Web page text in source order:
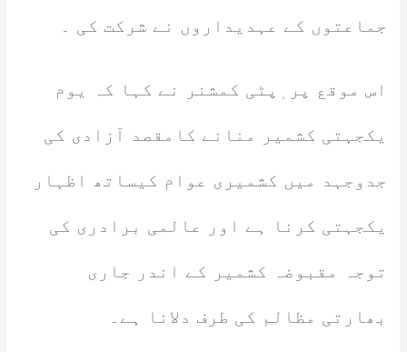
جماعتوں کے عہدیداروں نے شرکت کی ۔
اس موقع پر ٖپٹی کمشنر نے کہا کہ یوم
یکجہتی کشمیر منانے کامقصد آزادی کی
جدوجہد میں کشمیری عوام کیساتھ اظہار
یکجہتی کرنا ہے اور عالمی برادری کی
توجہ مقبوضہ کشمیر کے اندر جاری
بھارتی مظالم کی طرف دلانا ہے۔